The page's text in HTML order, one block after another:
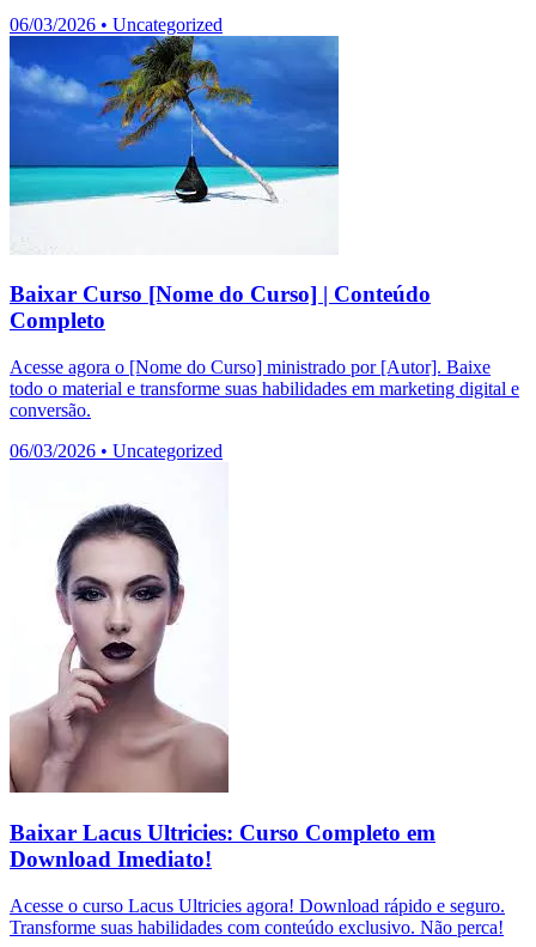
06/03/2026 • Uncategorized
Baixar Curso [Nome do Curso] | Conteúdo
Completo
Acesse agora o [Nome do Curso] ministrado por [Autor]. Baixe
todo o material e transforme suas habilidades em marketing digital e
conversão.
06/03/2026 • Uncategorized
Baixar Lacus Ultricies: Curso Completo em
Download Imediato!
Acesse o curso Lacus Ultricies agora! Download rápido e seguro.
Transforme suas habilidades com conteúdo exclusivo. Não perca!